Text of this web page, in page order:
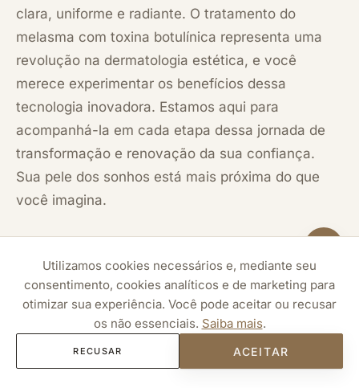
clara, uniforme e radiante. O tratamento do
melasma com toxina botulínica representa uma
revolução na dermatologia estética, e você
merece experimentar os benefícios dessa
tecnologia inovadora. Estamos aqui para
acompanhá-la em cada etapa dessa jornada de
transformação e renovação da sua confiança.
Sua pele dos sonhos está mais próxima do que
você imagina.
Utilizamos cookies necessários e, mediante seu
consentimento, cookies analíticos e de marketing para
otimizar sua experiência. Você pode aceitar ou recusar
os não essenciais. Saiba mais.
RECUSAR ACEITAR